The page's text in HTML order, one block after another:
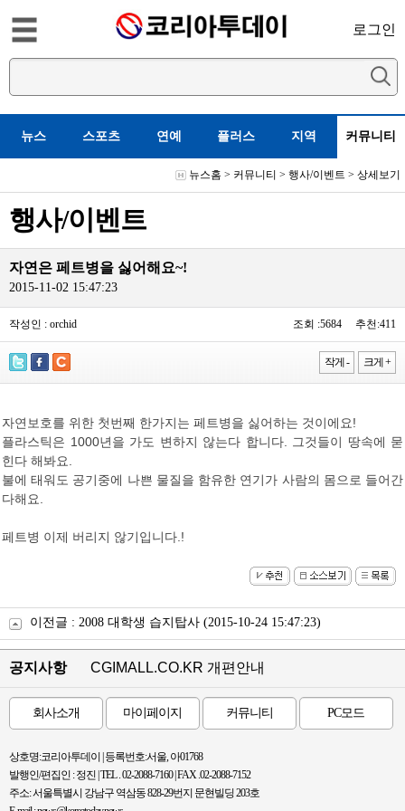
로그인
뉴스 스포츠 연예 플러스 지역 커뮤니티
뉴스홈 > 커뮤니티 > 행사/이벤트 > 상세보기
행사/이벤트
자연은 페트병을 싫어해요~!
2015-11-02 15:47:23
작성인 : orchid 조회 :5684 추천:411
작게 - 크게 +
자연보호를 위한 첫번째 한가지는 페트병을 싫어하는 것이에요!
플라스틱은 1000년을 가도 변하지 않는다 합니다. 그것들이 땅속에 묻
힌다 해봐요.
불에 태워도 공기중에 나쁜 물질을 함유한 연기가 사람의 몸으로 들어간
다해요.
페트병 이제 버리지 않기입니다.!
이전글 : 2008 대학생 습지탑사 (2015-10-24 15:47:23)
공지사항 CGIMALL.CO.KR 개편안내
회사소개 마이페이지 커뮤니티 PC모드
상호명:코리아투데이 | 등록번호:서울, 아01768
발행인/편집인 : 정진 | TEL . 02-2088-7160 | FAX .02-2088-7152
주소: 서울특별시 강남구 역삼동 828-29번지 문현빌딩 203호